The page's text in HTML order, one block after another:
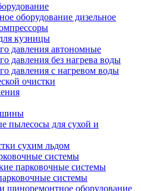
оборудование дизельное
кузницы
давления автономные
давления без нагрева воды
давления с нагревом воды
очистки
пылесосы для сухой и
сухим льдом
системы
парковочные системы
системы
оборудование